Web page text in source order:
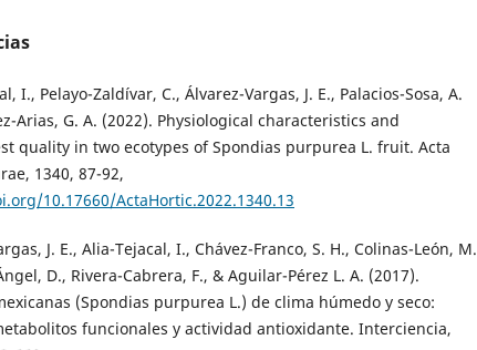
I., Pelayo-Zaldívar, C., Álvarez-Vargas, J. E., Palacios-Sosa, A.
Arias, G. A. (2022). Physiological characteristics and
quality in two ecotypes of Spondias purpurea L. fruit. Acta
1340, 87-92,
10.17660/ActaHortic.2022.1340.13
J. E., Alia-Tejacal, I., Chávez-Franco, S. H., Colinas-León, M.
D., Rivera-Cabrera, F., & Aguilar-Pérez L. A. (2017).
(Spondias purpurea L.) de clima húmedo y seco:
funcionales y actividad antioxidante. Interciencia,